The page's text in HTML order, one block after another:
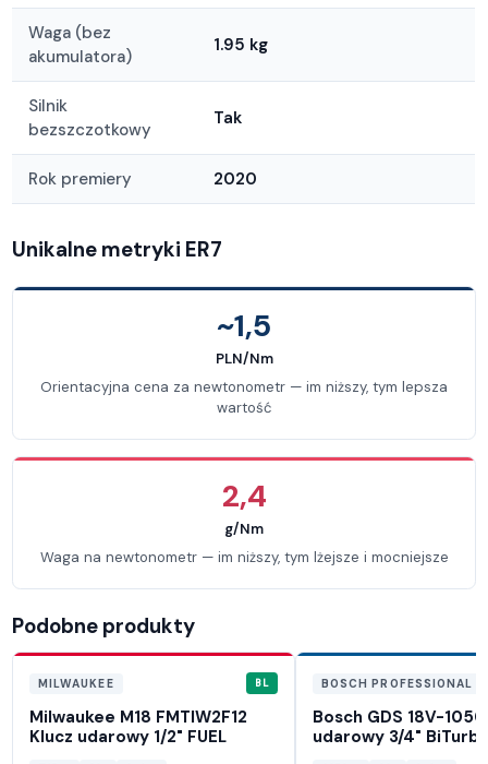
Waga (bez
akumulatora)
1.95 kg
Silnik
bezszczotkowy
Tak
Rok premiery 2020
Unikalne metryki ER7
~1,5
PLN/Nm
Orientacyjna cena za newtonometr — im niższy, tym lepsza
wartość
2,4
g/Nm
Waga na newtonometr — im niższy, tym lżejsze i mocniejsze
Podobne produkty
MILWAUKEE BL
Milwaukee M18 FMTIW2F12
Klucz udarowy 1/2" FUEL
BOSCH PROFESSIONAL
Bosch GDS 18V-
udarowy 3/4"